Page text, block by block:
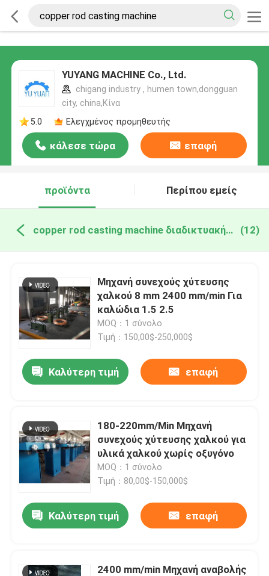
YUYANG MACHINE Co., Ltd.
chigang industry , humen town,dongguan
city, china,Κίνα
5.0
Ελεγχμένος προμηθευτής
κάλεσε τώρα επαφή
προϊόντα Περίπου εμείς
copper rod casting machine διαδικτυακή κατασκευή (12)
Μηχανή συνεχούς χύτευσης
χαλκού 8 mm 2400 mm/min Για
καλώδια 1.5 2.5
MOQ：1 σύνολο
Τιμή：150,00$-250,000$
Καλύτερη τιμή επαφή
180-220mm/Min Μηχανή
συνεχούς χύτευσης χαλκού για
υλικά χαλκού χωρίς οξυγόνο
MOQ：1 σύνολο
Τιμή：80,00$-150,000$
Καλύτερη τιμή επαφή
2400 mm/min Μηχανή αναβολής